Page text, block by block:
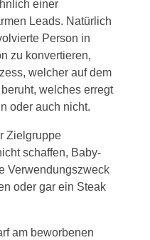
einer
Leads. Natürlich
Person in
zu konvertieren,
welcher auf dem
welches erregt
oder auch nicht.
Zielgruppe
schaffen, Baby-
Verwendungszweck
oder gar ein Steak
am beworbenen